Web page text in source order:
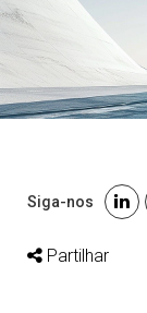
Siga-nos
Partilhar